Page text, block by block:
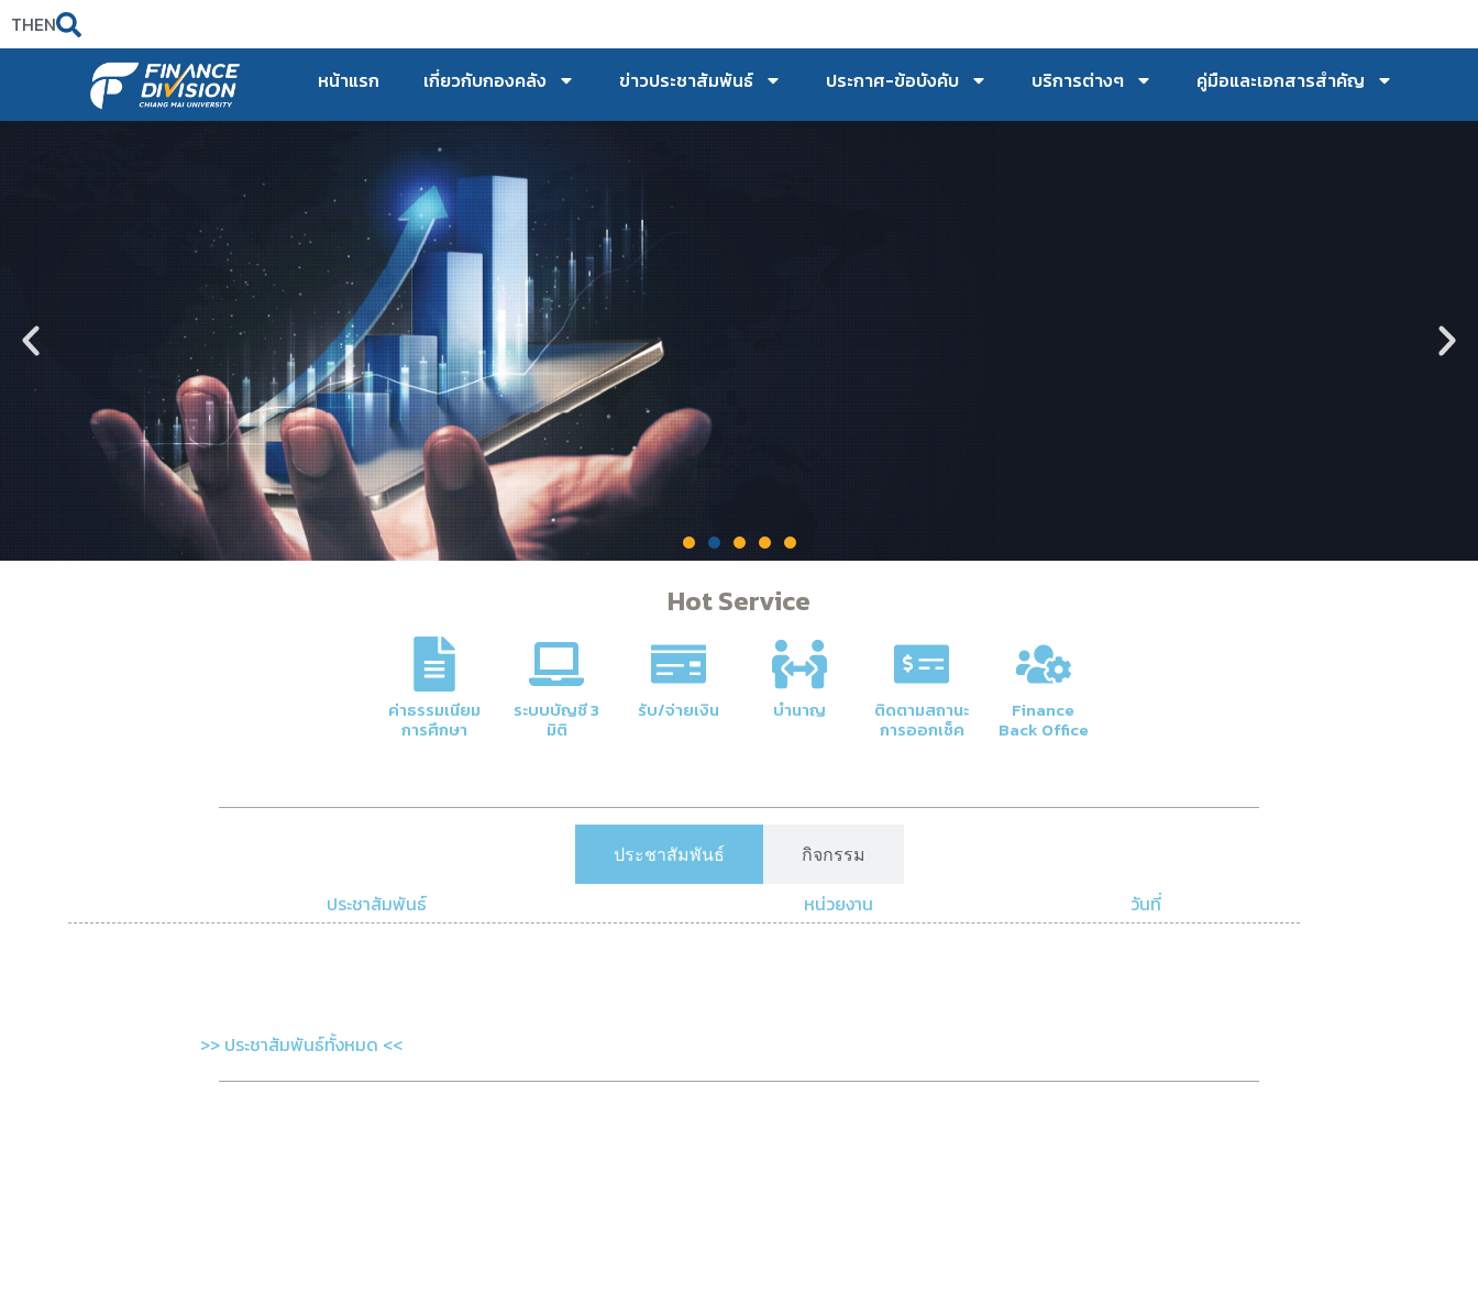
THEN
หน้าแรก เกี่ยวกับกองคลัง ข่าวประชาสัมพันธ์ ประกาศ-ข้อบังคับ บริการต่างๆ คู่มือและเอกสารสำคัญ
ภารกิจหลักของกองคลัง
การจัดการด้านการเงินและบัญชีของมหาวิทยาลัยให้มี
ความโปร่งใสและมีประสิทธิภาพ
Hot Service
ค่าธรรมเนียม
การศึกษา
ระบบบัญชี 3
มิติ
รับ/จ่ายเงิน บำนาญ ติดตามสถานะ
การออกเช็ค
Finance
Back Office
ประชาสัมพันธ์ กิจกรรม
ประชาสัมพันธ์ หน่วยงาน วันที่
>> ประชาสัมพันธ์ทั้งหมด <<